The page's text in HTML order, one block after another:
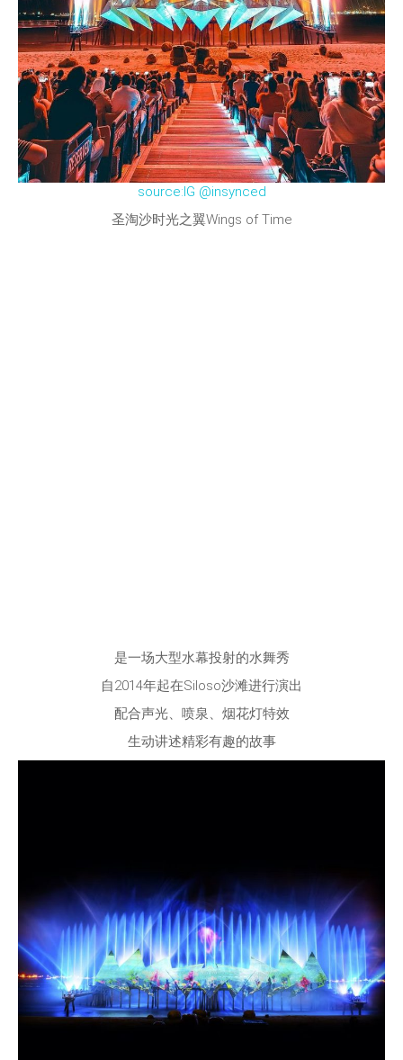
source:IG @insynced
圣淘沙时光之翼Wings of Time
是一场大型水幕投射的水舞秀
自2014年起在Siloso沙滩进行演出
配合声光、喷泉、烟花灯特效
生动讲述精彩有趣的故事